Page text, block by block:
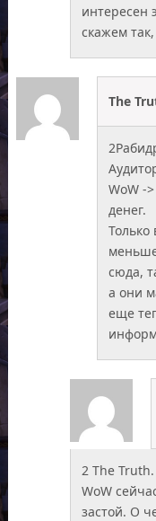
интересен
скажем
The
WoW -
денег.
сюда,
а они
еще
2 The
WoW
застой. О